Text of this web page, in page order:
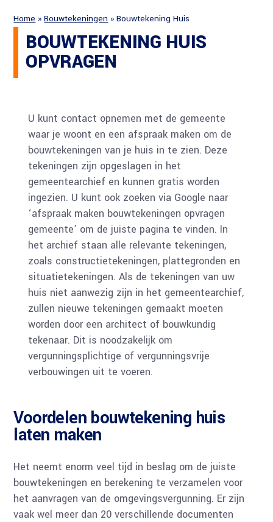
Home »Bouwtekeningen »Bouwtekening Huis
BOUWTEKENING HUIS
OPVRAGEN
U kunt contact opnemen met de gemeente
waar je woont en een afspraak maken om de
bouwtekeningen van je huis in te zien. Deze
tekeningen zijn opgeslagen in het
gemeentearchief en kunnen gratis worden
ingezien. U kunt ook zoeken via Google naar
‘afspraak maken bouwtekeningen opvragen
gemeente’ om de juiste pagina te vinden. In
het archief staan alle relevante tekeningen,
zoals constructietekeningen, plattegronden en
situatietekeningen. Als de tekeningen van uw
huis niet aanwezig zijn in het gemeentearchief,
zullen nieuwe tekeningen gemaakt moeten
worden door een architect of bouwkundig
tekenaar. Dit is noodzakelijk om
vergunningsplichtige of vergunningsvrije
verbouwingen uit te voeren.
Voordelen bouwtekening huis
laten maken
Het neemt enorm veel tijd in beslag om de juiste
bouwtekeningen en berekening te verzamelen voor
het aanvragen van de omgevingsvergunning. Er zijn
vaak wel meer dan 20 verschillende documenten